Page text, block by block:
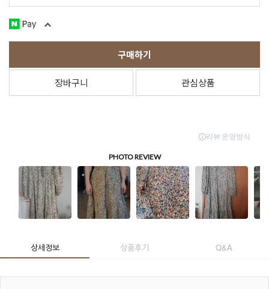
구매하기
장바구니 관심상품
상세정보 상품후기 Q&A